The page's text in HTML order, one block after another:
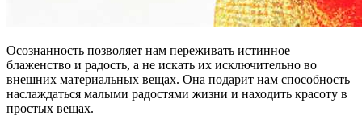
Осознанность позволяет нам переживать истинное
блаженство и радость, а не искать их исключительно во
внешних материальных вещах. Она подарит нам способность
наслаждаться малыми радостями жизни и находить красоту в
простых вещах.